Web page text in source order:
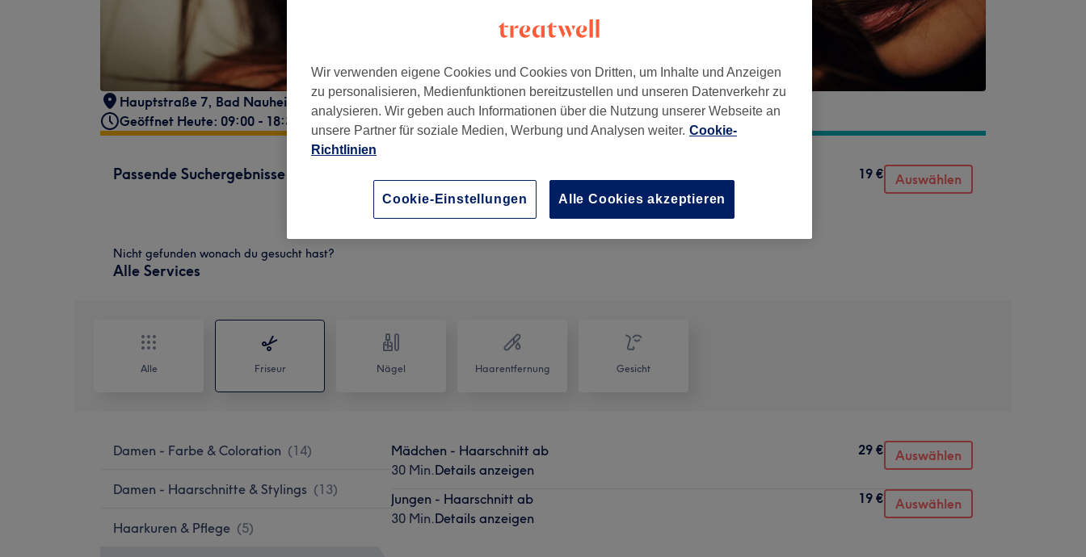
Hauptstraße 7, Bad Nauheim
61231
Geöffnet Heute: 09:00 - 18:30
Passende Suchergebnisse
30 Min.Details anzeigen
19 € Auswählen
Nicht gefunden wonach du gesucht hast?
Alle Services
Alle Friseur Nägel Haarentfernung Gesicht
Damen - Farbe & Coloration (14)
Damen - Haarschnitte & Stylings (13)
Haarkuren & Pflege (5)
Mädchen - Haarschnitt ab
30 Min.Details anzeigen
29 € Auswählen
Jungen - Haarschnitt ab
30 Min.Details anzeigen
19 € Auswählen
Wir verwenden eigene Cookies und Cookies von Dritten, um Inhalte und Anzeigen
zu personalisieren, Medienfunktionen bereitzustellen und unseren Datenverkehr zu
analysieren. Wir geben auch Informationen über die Nutzung unserer Webseite an
unsere Partner für soziale Medien, Werbung und Analysen weiter. Cookie-
Richtlinien
Cookie-Einstellungen Alle Cookies akzeptieren